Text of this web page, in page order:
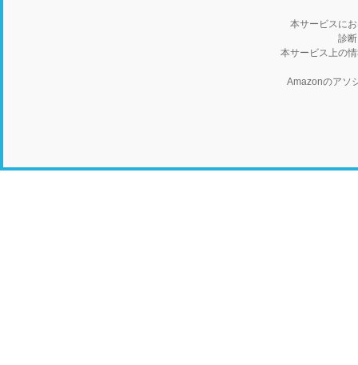
本サービスに
診
本サービス上の
Amazonのアソ